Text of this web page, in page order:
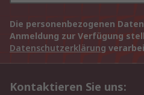
Die personenbezogenen
Anmeldung zur Verfügung
Datenschutzerklärung
Kontaktieren Sie uns: